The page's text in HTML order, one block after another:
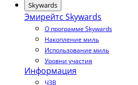
Skywards
Эмирейтс Skywards
О программе Skywards
Накопление миль
Использование миль
Уровни участия
Информация
ЧЗВ